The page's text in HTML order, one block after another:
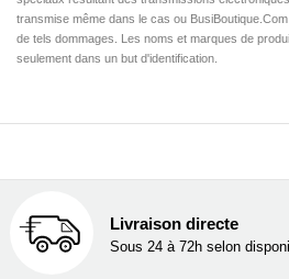
transmise même dans le cas ou
de tels dommages. Les noms et marques de
seulement dans un but d'identification.
Livraison directe
Sous 24 à 72h selon